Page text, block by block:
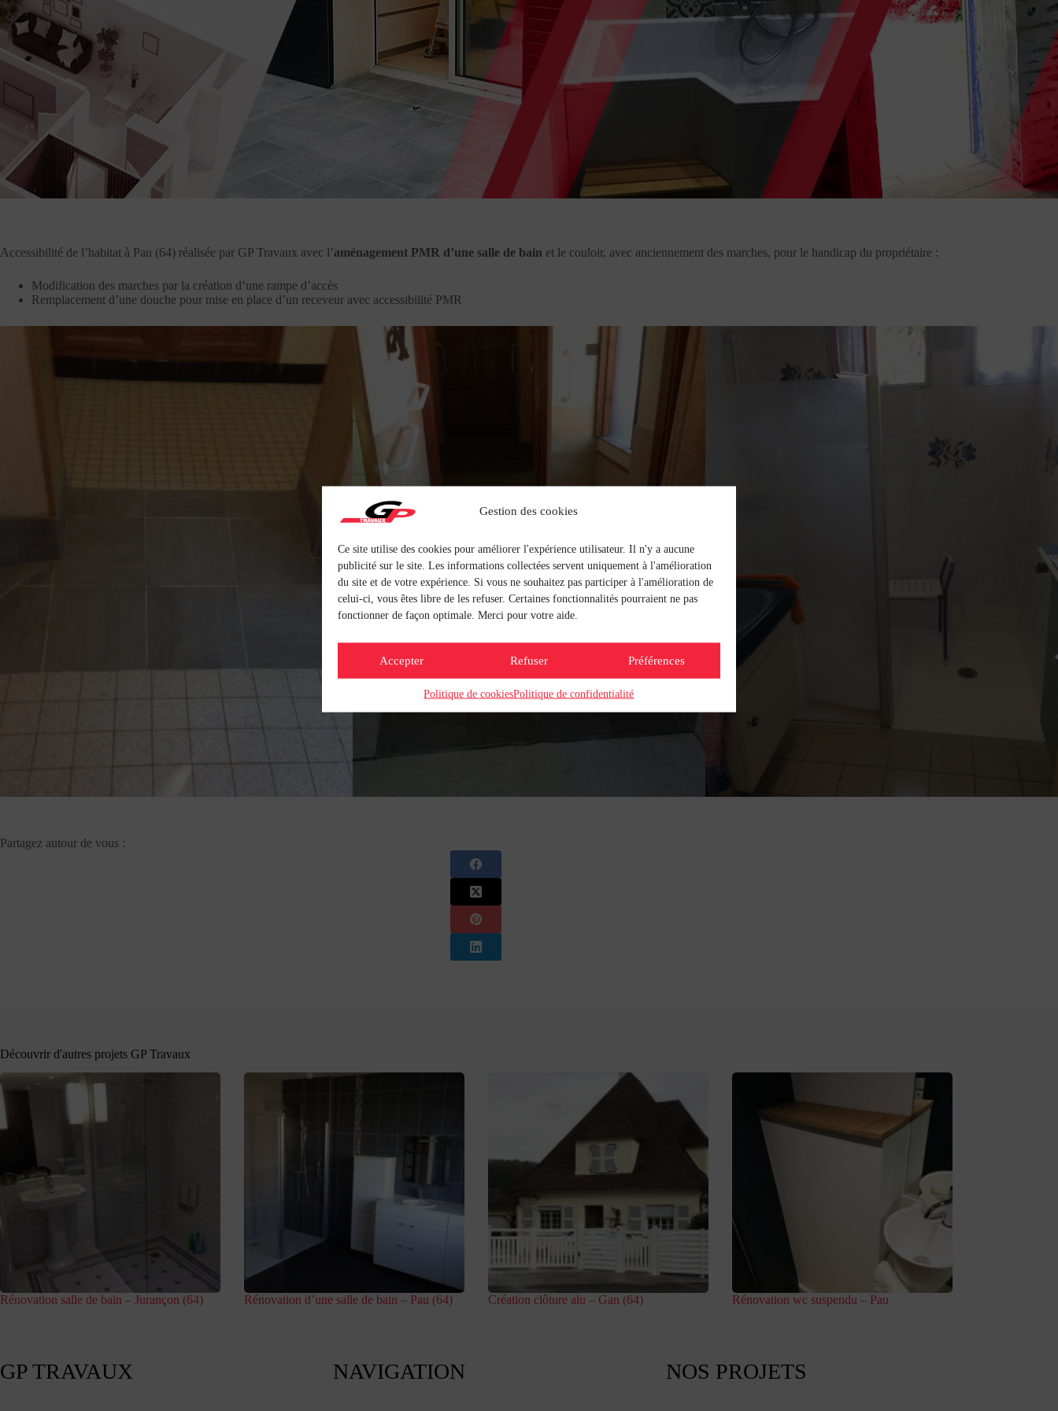
Gestion des cookies
Ce site utilise des cookies pour améliorer l'expérience utilisateur. Il n'y a aucune
publicité sur le site. Les informations collectées servent uniquement à l'amélioration
du site et de votre expérience. Si vous ne souhaitez pas participer à l'amélioration de
celui-ci, vous êtes libre de les refuser. Certaines fonctionnalités pourraient ne pas
fonctionner de façon optimale. Merci pour votre aide.
Accepter Refuser Préférences
Politique de cookiesPolitique de confidentialité
Accessibilité de l’habitat à Pau (64) réalisée par GP Travaux avec l’aménagement PMR d’une salle de bain et le couloir, avec anciennement des marches, pour le handicap du propriétaire :
Modification des marches par la création d’une rampe d’accès
Remplacement d’une douche pour mise en place d’un receveur avec accessibilité PMR
Partagez autour de vous :
Découvrir d'autres projets GP Travaux
Rénovation salle de bain – Jurançon (64) Rénovation d’une salle de bain – Pau (64) Création clôture alu – Gan (64) Rénovation wc suspendu – Pau
GP TRAVAUX NAVIGATION NOS PROJETS